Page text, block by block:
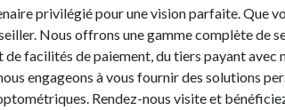
privilégié pour une vision parfaite. Que
Nous offrons une gamme complète de
facilités de paiement, du tiers payant avec
engageons à vous fournir des solutions
Rendez-nous visite et